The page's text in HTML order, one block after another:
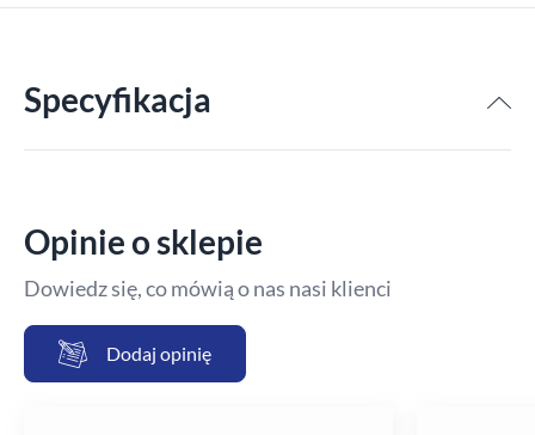
Specyfikacja
Opinie o sklepie
Dowiedz się, co mówią o nas nasi klienci
Dodaj opinię